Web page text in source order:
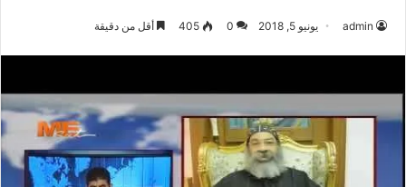
admin يونيو 5, 2018 0
405 أقل من دقيقة